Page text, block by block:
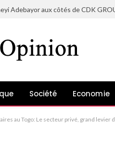
Société Economie
au Togo: Le secteur privé, grand levier